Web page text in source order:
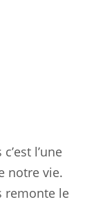
l’une
notre vie.
remonte le